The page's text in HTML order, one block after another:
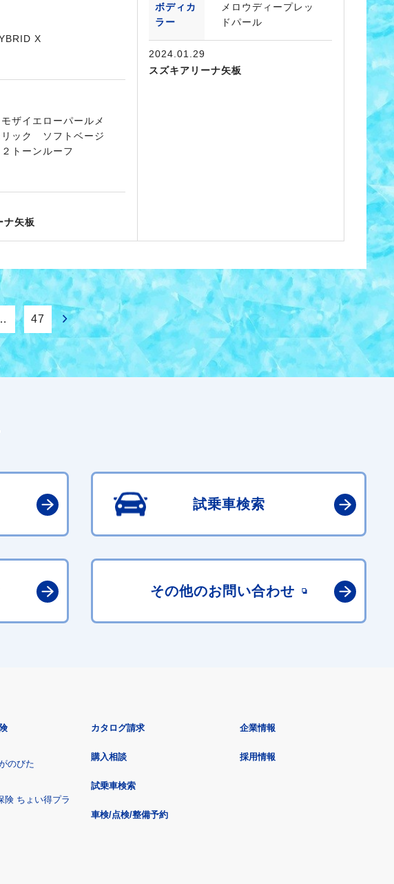
X
モザイエローパールメ
リック ソフトベージ
２トーンルーフ
ナ矢板
ボディカ
ラー
メロウディープレッ
ドパール
2024.01.29
スズキアリーナ矢板
47
試乗車検索
その他のお問い合わせ
のびた
険 ちょい得プラ
カタログ請求
購入相談
試乗車検索
車検/点検/整備予約
企業情報
採用情報